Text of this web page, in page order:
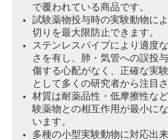
で覆われている商品です。
試験薬物投与時の実験動物に
切りを最大限防止できます。
ステンレスパイプにより適度
さを有し、肺・気管への誤投
傷する心配がなく、正確な実
として多くの研究者から注目
材質は耐薬品性・低摩擦性な
験薬物との相互作用が最小に
います。
多種の小型実験動物に対応出